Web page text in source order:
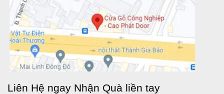
Liên Hệ ngay Nhận Quà liền tay